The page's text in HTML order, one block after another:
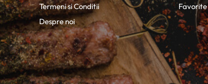
Termeni si Conditii
Despre noi
Favorite